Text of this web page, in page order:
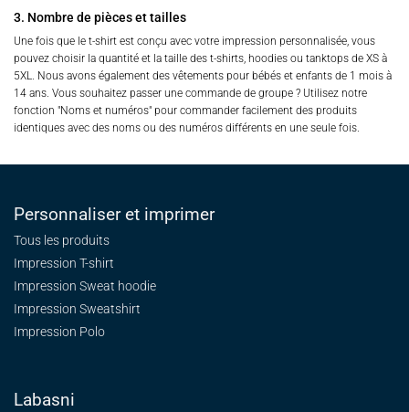
3. Nombre de pièces et tailles
Une fois que le t-shirt est conçu avec votre impression personnalisée, vous
pouvez choisir la quantité et la taille des t-shirts, hoodies ou tanktops de XS à
5XL. Nous avons également des vêtements pour bébés et enfants de 1 mois à
14 ans. Vous souhaitez passer une commande de groupe ? Utilisez notre
fonction "Noms et numéros" pour commander facilement des produits
identiques avec des noms ou des numéros différents en une seule fois.
Personnaliser et imprimer
Tous les produits
Impression T-shirt
Impression Sweat hoodie
Impression Sweatshirt
Impression Polo
Labasni